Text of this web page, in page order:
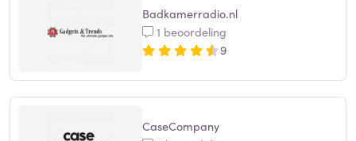
Badkamerradio.nl
1 beoordeling
9
CaseCompany